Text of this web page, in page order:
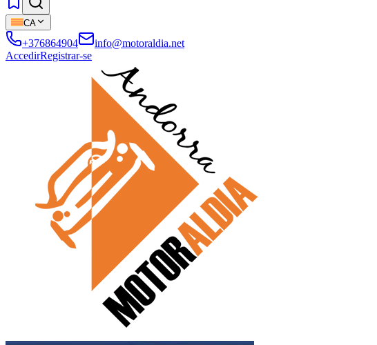
CA
+376864904
info@motoraldia.net
AccedirRegistrar-se